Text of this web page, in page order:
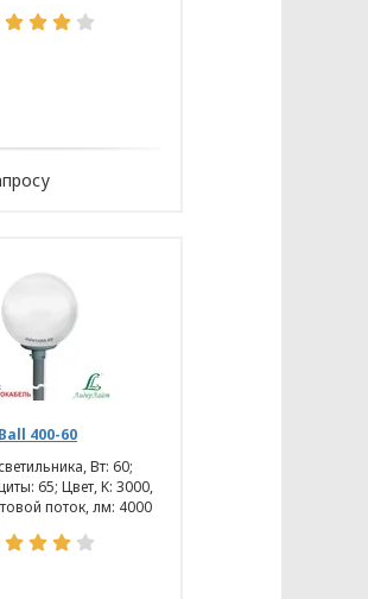
Ball 400-60
Вт: 60;
65; Цвет, K: 3000,
поток, лм: 4000